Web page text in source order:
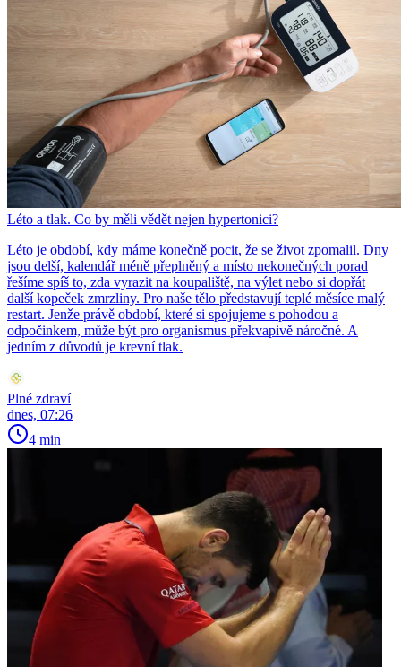
Léto a tlak. Co by měli vědět nejen hypertonici?
Léto je období, kdy máme konečně pocit, že se život zpomalil. Dny
jsou delší, kalendář méně přeplněný a místo nekonečných porad
řešíme spíš to, zda vyrazit na koupaliště, na výlet nebo si dopřát
další kopeček zmrzliny. Pro naše tělo představují teplé měsíce malý
restart. Jenže právě období, které si spojujeme s pohodou a
odpočinkem, může být pro organismus překvapivě náročné. A
jedním z důvodů je krevní tlak.
Plné zdraví
dnes, 07:26
4 min